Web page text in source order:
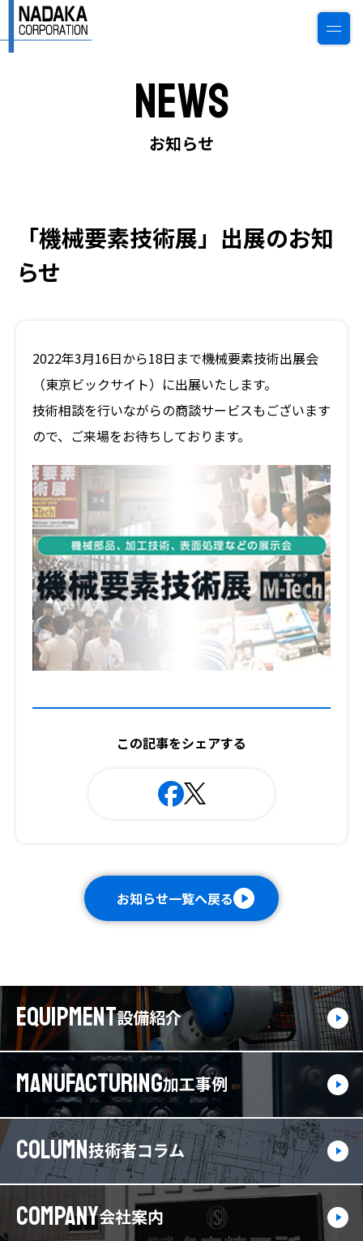
0774-22-6784
ご相談・見積もり
私たちについて
事業案内
製品・サービス
加工事例
設備紹介
技術者コラム
お問い合わせ
プライバシーポリシー
JP EN
News
お知らせ
「機械要素技術展」出展のお知
らせ
2022年3月16日から18日まで機械要素技術出展会
（東京ビックサイト）に出展いたします。
技術相談を行いながらの商談サービスもございます
ので、ご来場をお待ちしております。
この記事をシェアする
お知らせ一覧へ戻る
EQUIPMENT設備紹介
MANUFACTURING加工事例
COLUMN技術者コラム
COMPANY会社案内